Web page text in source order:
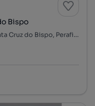
Bispo
Travessa Monte dos Outeiros, Santa Cruz do Bispo, Perafita, Lavra e Santa Cruz do Bispo, Matosinhos, Porto